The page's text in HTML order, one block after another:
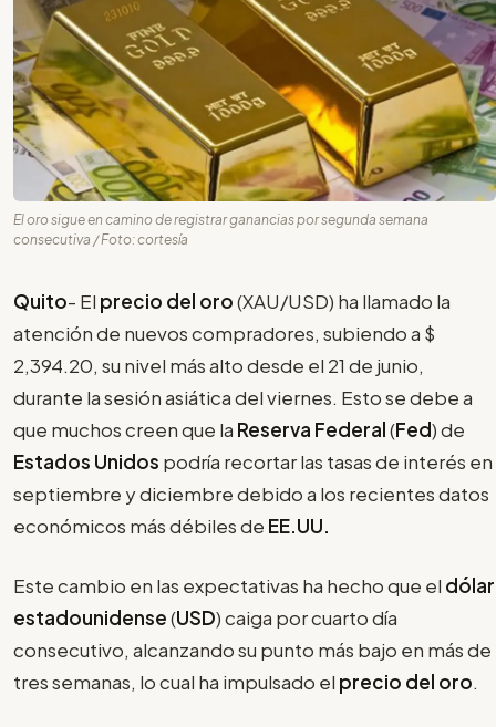
El oro sigue en camino de registrar ganancias por segunda semana
consecutiva / Foto: cortesía
Quito- El precio del oro(XAU/USD) ha llamado la
atención de nuevos compradores, subiendo a $
2,394.20, su nivel más alto desde el 21 de junio,
durante la sesión asiática del viernes. Esto se debe a
que muchos creen que la Reserva Federal(Fed) de
Estados Unidos podría recortar las tasas de interés en
septiembre y diciembre debido a los recientes datos
económicos más débiles de EE.UU.
Este cambio en las expectativas ha hecho que el dólar
estadounidense(USD) caiga por cuarto día
consecutivo, alcanzando su punto más bajo en más de
tres semanas, lo cual ha impulsado el precio del oro.